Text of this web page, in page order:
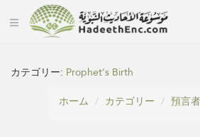
カテゴリー: Prophet's Birth
ホーム
カテゴリー 預言